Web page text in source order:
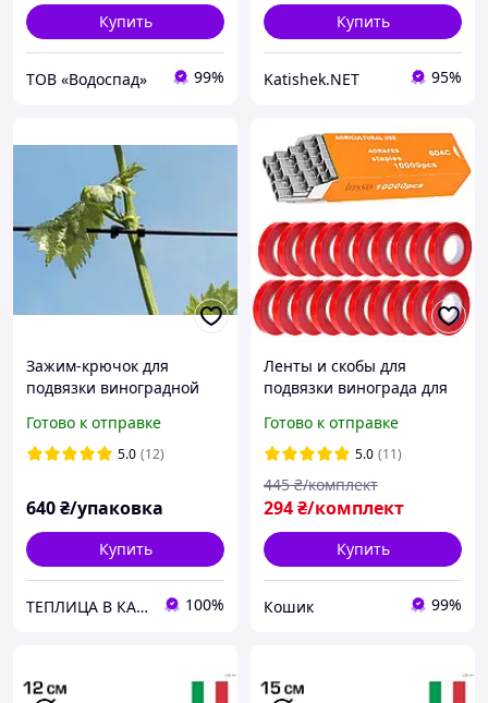
Купить
ТОВ «Водоспад» 99%
Купить
Katishek.NET 95%
Зажим-крючок для
подвязки виноградной
Готово к отправке
5.0 (12)
640₴/упаковка
Купить
ТЕПЛИЦА В КАЖДЫЙ ДОМ 100%
Ленты и скобы для
подвязки винограда для
лент + скобы 10000 шт)
Готово к отправке
5.0 (11)
294₴/комплект
445 ₴/комплект
Купить
Кошик 99%